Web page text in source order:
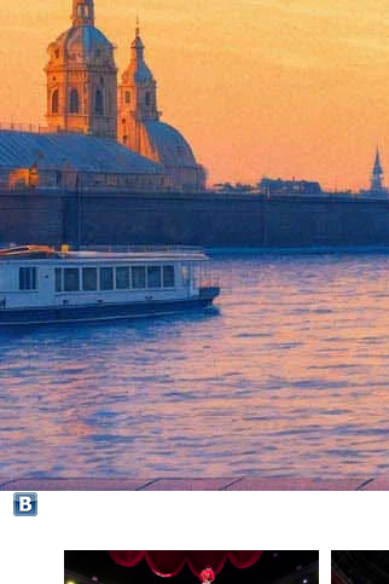
«Приключения
14 октября 2018,11:29 Версия для печати